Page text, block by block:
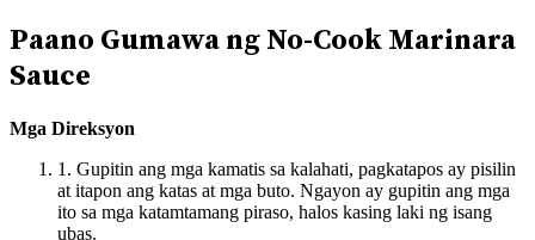
Paano Gumawa ng No-Cook Marinara
Sauce
Mga Direksyon
1. Gupitin ang mga kamatis sa kalahati, pagkatapos ay pisilin
at itapon ang katas at mga buto. Ngayon ay gupitin ang mga
ito sa mga katamtamang piraso, halos kasing laki ng isang
ubas.